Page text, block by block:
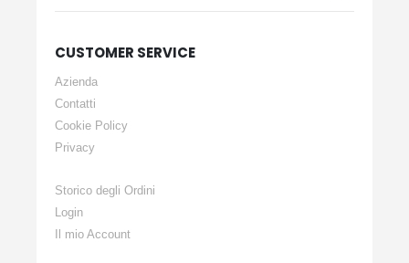
CUSTOMER SERVICE
Azienda
Contatti
Cookie Policy
Privacy
Storico degli Ordini
Login
Il mio Account